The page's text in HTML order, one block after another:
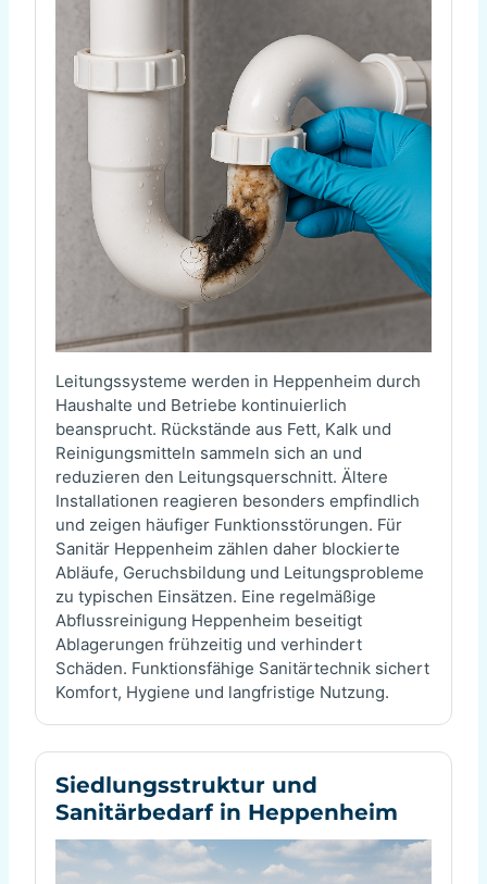
Leitungssysteme werden in Heppenheim durch
Haushalte und Betriebe kontinuierlich
beansprucht. Rückstände aus Fett, Kalk und
Reinigungsmitteln sammeln sich an und
reduzieren den Leitungsquerschnitt. Ältere
Installationen reagieren besonders empfindlich
und zeigen häufiger Funktionsstörungen. Für
Sanitär Heppenheim zählen daher blockierte
Abläufe, Geruchsbildung und Leitungsprobleme
zu typischen Einsätzen. Eine regelmäßige
Abflussreinigung Heppenheim beseitigt
Ablagerungen frühzeitig und verhindert
Schäden. Funktionsfähige Sanitärtechnik sichert
Komfort, Hygiene und langfristige Nutzung.
Siedlungsstruktur und
Sanitärbedarf in Heppenheim